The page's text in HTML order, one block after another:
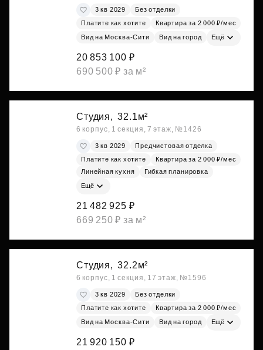
3 кв 2029
Без отделки
Платите как хотите
Квартира за 2 000 ₽/мес
Вид на Москва-Сити Вид на город Ещё
20 853 100 ₽
690 500 ₽ за м²
Студия, 32.1м²
6 корпус, 1 секция, 7 этаж, №1426
3 кв 2029
Предчистовая отделка
Платите как хотите
Квартира за 2 000 ₽/мес
Линейная кухня
Гибкая планировка
Ещё
21 482 925 ₽
669 250 ₽ за м²
Студия, 32.2м²
6 корпус, 1 секция, 17 этаж, №1596
3 кв 2029
Без отделки
Платите как хотите
Квартира за 2 000 ₽/мес
Вид на Москва-Сити Вид на город Ещё
21 920 150 ₽